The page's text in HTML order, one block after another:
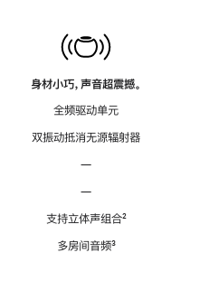
身材小巧，声音超震撼。
全频驱动单元
双振动抵消无源辐射器
—
—
支持立体声组合脚
²
多房间音频脚
³